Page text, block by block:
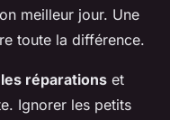
meilleur jour. Une
toute la différence.
réparations et
Ignorer les petits